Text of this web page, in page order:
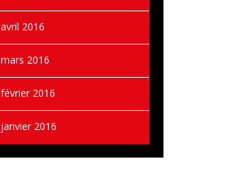
avril 2016
mars 2016
février 2016
janvier 2016